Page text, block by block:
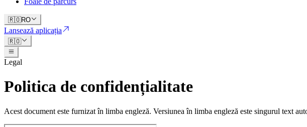
🇷🇴RO
Lansează aplicația
🇷🇴
Legal
Politica de confidențialitate
Acest document este furnizat în limba engleză. Versiunea în limba engleză este singurul text